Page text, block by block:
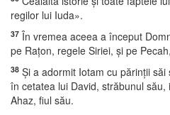
regilor lui Iuda».
37 În vremea aceea a început
pe Raţon, regele Siriei, şi pe
38 Şi a adormit Iotam cu părinţii
în cetatea lui David, străbunul
Ahaz, fiul său.